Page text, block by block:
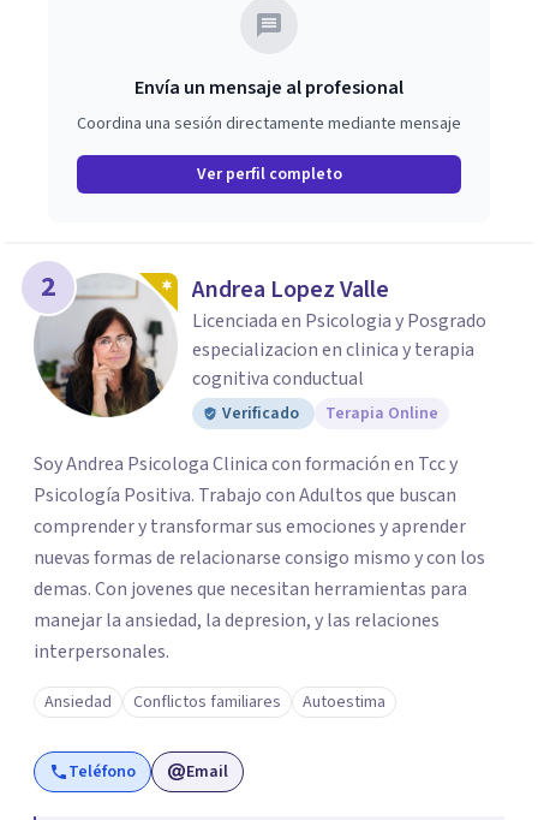
Envía un mensaje al profesional
Coordina una sesión directamente mediante mensaje
Ver perfil completo
2 Andrea Lopez Valle
Licenciada en Psicologia y Posgrado
especializacion en clinica y terapia
cognitiva conductual
Verificado Terapia Online
Soy Andrea Psicologa Clinica con formación en Tcc y
Psicología Positiva. Trabajo con Adultos que buscan
comprender y transformar sus emociones y aprender
nuevas formas de relacionarse consigo mismo y con los
demas. Con jovenes que necesitan herramientas para
manejar la ansiedad, la depresion, y las relaciones
interpersonales.
Ansiedad Conflictos familiares Autoestima
Teléfono Email